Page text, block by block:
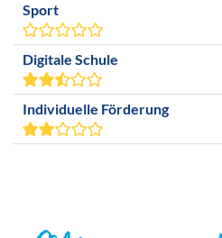
Sport
Digitale Schule
Individuelle Förderung